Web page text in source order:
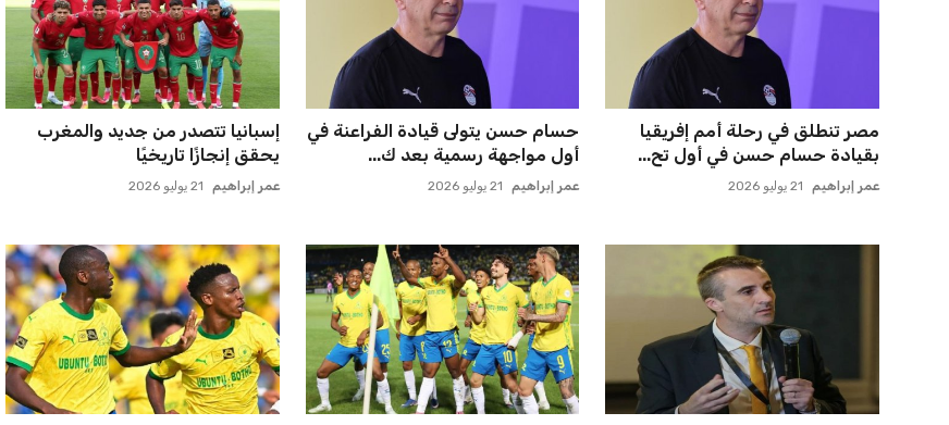
مصر تنطلق في رحلة أمم إفريقيا
بقيادة حسام حسن في أول تح...
عمر إبراهيم 21 يوليو 2026
حسام حسن يتولى قيادة الفراعنة في
أول مواجهة رسمية بعد ك...
عمر إبراهيم 21 يوليو 2026
إسبانيا تتصدر من جديد والمغرب
يحقق إنجازًا تاريخيًا
عمر إبراهيم 21 يوليو 2026